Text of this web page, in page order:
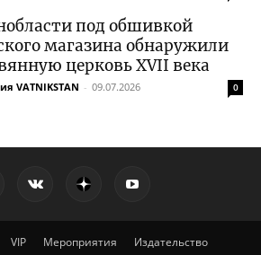
под обшивкой
магазина обнаружили
церковь XVII века
VATNIKSTAN - 09.07.2026 0
VIP Мероприятия
Издательство